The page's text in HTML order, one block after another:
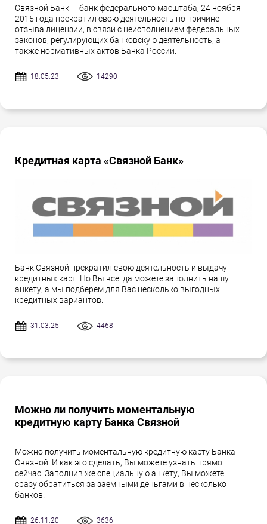
Связной Банк — банк федерального масштаба, 24 ноября
2015 года прекратил свою деятельность по причине
отзыва лицензии, в связи с неисполнением федеральных
законов, регулирующих банковскую деятельность, а
также нормативных актов Банка России.
18.05.23 14290
Кредитная карта «Связной Банк»
Банк Связной прекратил свою деятельность и выдачу
кредитных карт. Но Вы всегда можете заполнить нашу
анкету, а мы подберем для Вас несколько выгодных
кредитных вариантов.
31.03.25 4468
Можно ли получить моментальную
кредитную карту Банка Связной
Можно получить моментальную кредитную карту Банка
Связной. И как это сделать, Вы можете узнать прямо
сейчас. Заполнив же специальную анкету, Вы можете
сразу обратиться за заемными деньгами в несколько
банков.
26.11.20 3636